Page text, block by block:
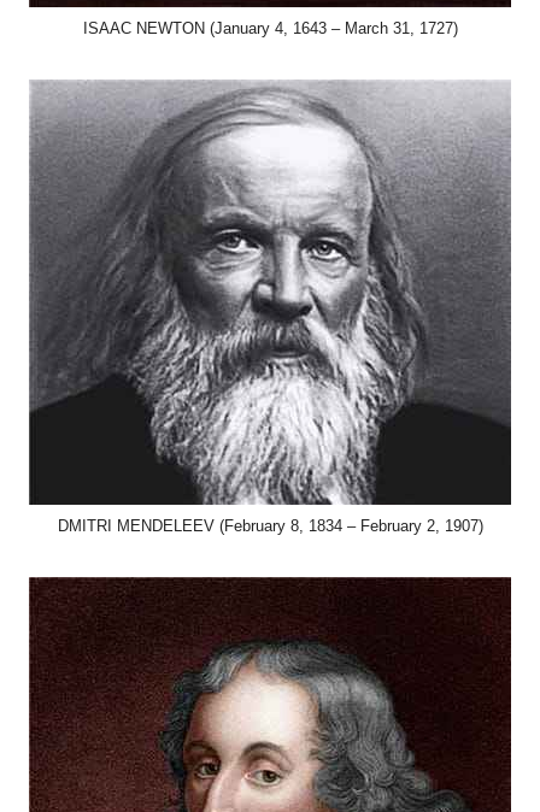
ISAAC NEWTON (January 4, 1643 – March 31, 1727)
DMITRI MENDELEEV (February 8, 1834 – February 2, 1907)